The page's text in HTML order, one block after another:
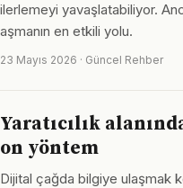
ilerlemeyi yavaşlatabiliyor.
aşmanın en etkili yolu.
23 Mayıs 2026 · Güncel Rehber
Yaratıcılık
on yöntem
Dijital çağda bilgiye ulaşmak